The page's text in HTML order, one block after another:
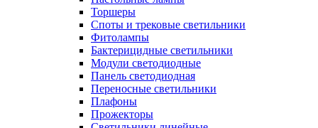
Торшеры
Споты и трековые светильники
Фитолампы
Бактерицидные светильники
Модули светодиодные
Панель светодиодная
Переносные светильники
Плафоны
Прожекторы